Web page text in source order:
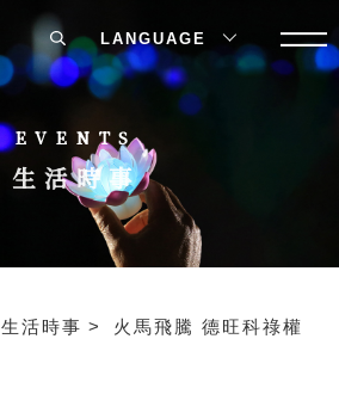
EVENTS
生活時事
生活時事 火馬飛騰 德旺科祿權
LANGUAGE